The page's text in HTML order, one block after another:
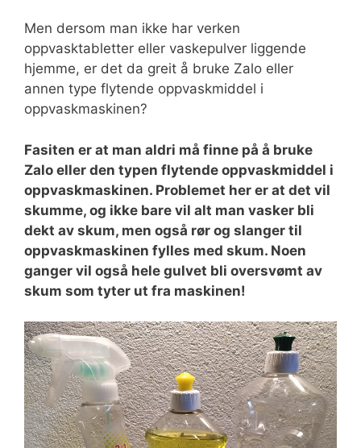
Men dersom man ikke har verken
oppvasktabletter eller vaskepulver liggende
hjemme, er det da greit å bruke Zalo eller
annen type flytende oppvaskmiddel i
oppvaskmaskinen?
Fasiten er at man aldri må finne på å bruke
Zalo eller den typen flytende oppvaskmiddel i
oppvaskmaskinen. Problemet her er at det vil
skumme, og ikke bare vil alt man vasker bli
dekt av skum, men også rør og slanger til
oppvaskmaskinen fylles med skum. Noen
ganger vil også hele gulvet bli oversvømt av
skum som tyter ut fra maskinen!